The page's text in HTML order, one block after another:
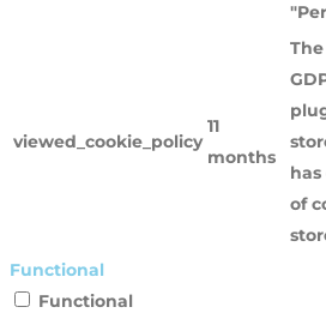
viewed_cookie_policy
11
months
of
Functional
Functional